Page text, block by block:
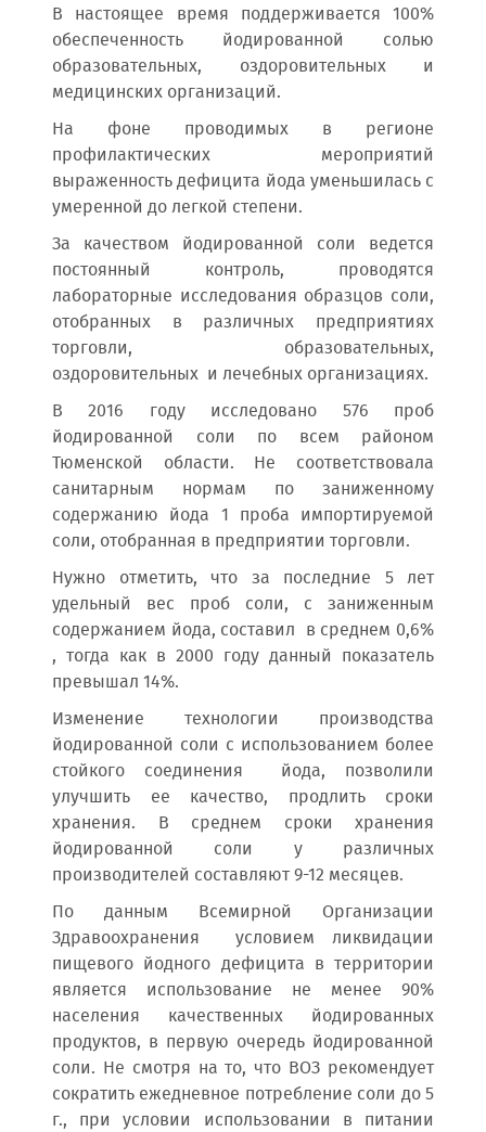
В настоящее время поддерживается 100%
обеспеченность йодированной солью
образовательных, оздоровительных и
медицинских организаций.
На фоне проводимых в регионе
профилактических мероприятий
выраженность дефицита йода уменьшилась с
умеренной до легкой степени.
За качеством йодированной соли ведется
постоянный контроль, проводятся
лабораторные исследования образцов соли,
отобранных в различных предприятиях
торговли, образовательных,
оздоровительных и лечебных организациях.
В 2016 году исследовано 576 проб
йодированной соли по всем районом
Тюменской области. Не соответствовала
санитарным нормам по заниженному
содержанию йода 1 проба импортируемой
соли, отобранная в предприятии торговли.
Нужно отметить, что за последние 5 лет
удельный вес проб соли, с заниженным
содержанием йода, составил в среднем 0,6%
, тогда как в 2000 году данный показатель
превышал 14%.
Изменение технологии производства
йодированной соли с использованием более
стойкого соединения йода, позволили
улучшить ее качество, продлить сроки
хранения. В среднем сроки хранения
йодированной соли у различных
производителей составляют 9-12 месяцев.
По данным Всемирной Организации
Здравоохранения условием ликвидации
пищевого йодного дефицита в территории
является использование не менее 90%
населения качественных йодированных
продуктов, в первую очередь йодированной
соли. Не смотря на то, что ВОЗ рекомендует
сократить ежедневное потребление соли до 5
г., при условии использовании в питании